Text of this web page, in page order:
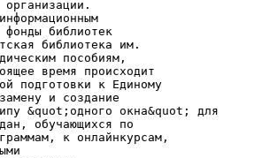
организации.
библиотек
библиотека им.
пособиям,
время происходит
подготовки к Единому
и создание
&quot;одного окна&quot; для
обучающихся по
к онлайнкурсам,